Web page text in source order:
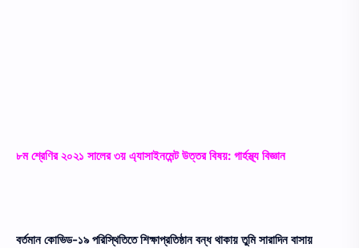
৮ম শ্রেণির ২০২১ সালের ৩য় এ্যাসাইনমেন্ট উত্তর বিষয়: গার্হস্থ্য বিজ্ঞান
বর্তমান কোভিড-১৯ পরিস্থিতিতে শিক্ষাপ্রতিষ্ঠান বন্ধ থাকায় তুমি সারাদিন বাসায়